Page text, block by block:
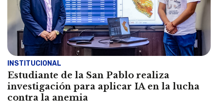
INSTITUCIONAL
Estudiante de la San Pablo realiza
investigación para aplicar IA en la lucha
contra la anemia